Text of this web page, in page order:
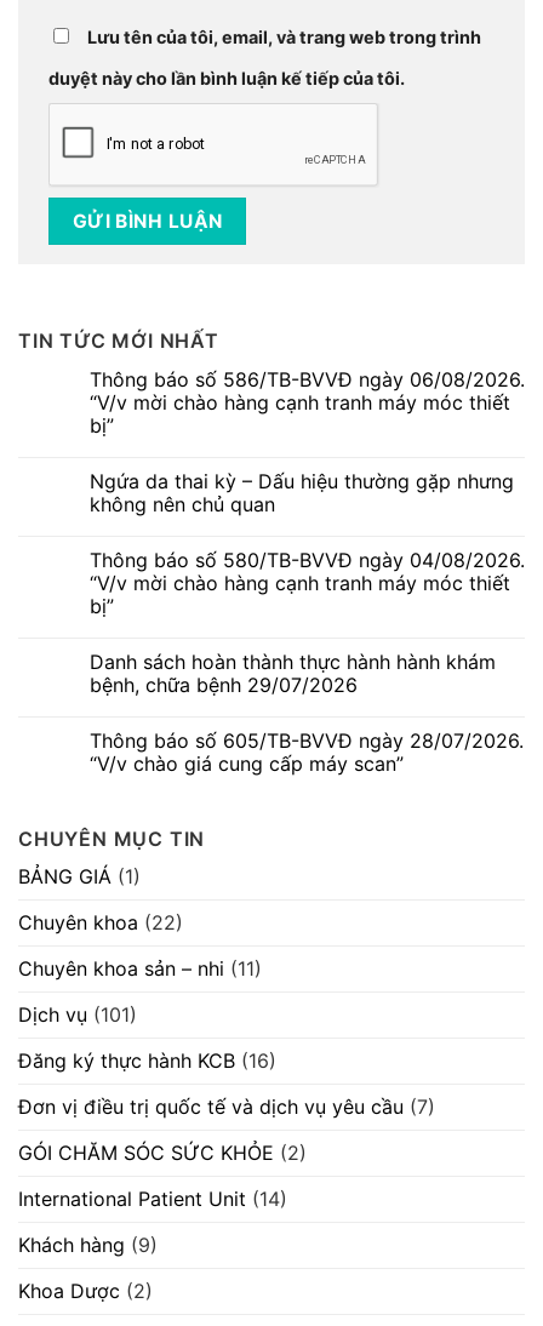
Lưu tên của tôi, email, và trang web trong trình
duyệt này cho lần bình luận kế tiếp của tôi.
TIN TỨC MỚI NHẤT
Thông báo số 586/TB-BVVĐ ngày 06/08/2026.
“V/v mời chào hàng cạnh tranh máy móc thiết
bị”
bình
luận
ở
số
586/TB-
BVVĐ
ngày
06/08/2026.
mời
chào
hàng
cạnh
máy
móc
thiết
Ngứa da thai kỳ – Dấu hiệu thường gặp nhưng
không nên chủ quan
bình
luận
Ngứa
kỳ
–
Dấu
hiệu
gặp
nhưng
không
Thông báo số 580/TB-BVVĐ ngày 04/08/2026.
“V/v mời chào hàng cạnh tranh máy móc thiết
bị”
bình
luận
ở
số
580/TB-
BVVĐ
mời
chào
hàng
cạnh
máy
móc
bị”
Danh sách hoàn thành thực hành hành khám
bệnh, chữa bệnh 29/07/2026
bình
luận
thành
thực
hành
hành
bệnh,
chữa
29/07/2026
Thông báo số 605/TB-BVVĐ ngày 28/07/2026.
“V/v chào giá cung cấp máy scan”
luận
ở
Thông
báo
605/TB-
BVVĐ
28/07/2026.
“V/v
giá
cung
máy
scan”
CHUYÊN MỤC TIN
BẢNG GIÁ (1)
Chuyên khoa (22)
Chuyên khoa sản – nhi (11)
Dịch vụ (101)
Đăng ký thực hành KCB (16)
Đơn vị điều trị quốc tế và dịch vụ yêu cầu (7)
GÓI CHĂM SÓC SỨC KHỎE (2)
International Patient Unit (14)
Khách hàng (9)
Khoa Dược (2)